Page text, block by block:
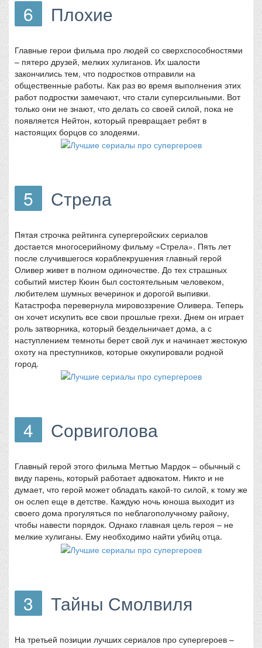
6 Плохие
Главные герои фильма про людей со сверхспособностями
– пятеро друзей, мелких хулиганов. Их шалости
закончились тем, что подростков отправили на
общественные работы. Как раз во время выполнения этих
работ подростки замечают, что стали суперсильными. Вот
только они не знают, что делать со своей силой, пока не
появляется Нейтон, который превращает ребят в
настоящих борцов со злодеями.
5 Стрела
Пятая строчка рейтинга супергеройских сериалов
достается многосерийному фильму «Стрела». Пять лет
после случившегося кораблекрушения главный герой
Оливер живет в полном одиночестве. До тех страшных
событий мистер Кюин был состоятельным человеком,
любителем шумных вечеринок и дорогой выпивки.
Катастрофа перевернула мировоззрение Оливера. Теперь
он хочет искупить все свои прошлые грехи. Днем он играет
роль затворника, который бездельничает дома, а с
наступлением темноты берет свой лук и начинает жестокую
охоту на преступников, которые оккупировали родной
город.
4 Сорвиголова
Главный герой этого фильма Меттью Мардок – обычный с
виду парень, который работает адвокатом. Никто и не
думает, что герой может обладать какой-то силой, к тому же
он ослеп еще в детстве. Каждую ночь юноша выходит из
своего дома прогуляться по неблагополучному району,
чтобы навести порядок. Однако главная цель героя – не
мелкие хулиганы. Ему необходимо найти убийц отца.
3 Тайны Смолвиля
На третьей позиции лучших сериалов про супергероев –